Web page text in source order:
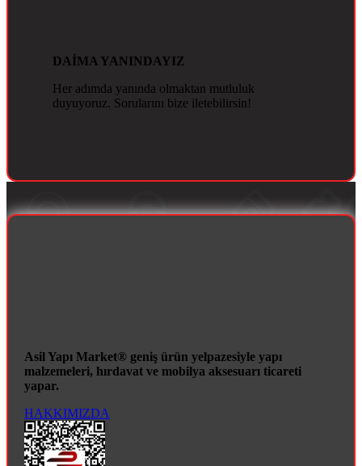
DAİMA YANINDAYIZ
Her adımda yanında olmaktan mutluluk
duyuyoruz. Sorularını bize iletebilirsin!
Asil Yapı Market® geniş ürün yelpazesiyle yapı
malzemeleri, hırdavat ve mobilya aksesuarı ticareti
yapar.
HAKKIMIZDA